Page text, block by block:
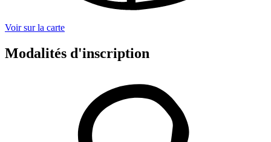
Voir sur la carte
Modalités d'inscription